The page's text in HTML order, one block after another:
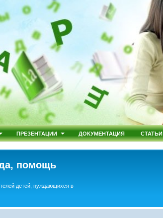
ПРЕЗЕНТАЦИИ ДОКУМЕНТАЦИЯ СТАТЬИ
помощь
детей, нуждающихся в